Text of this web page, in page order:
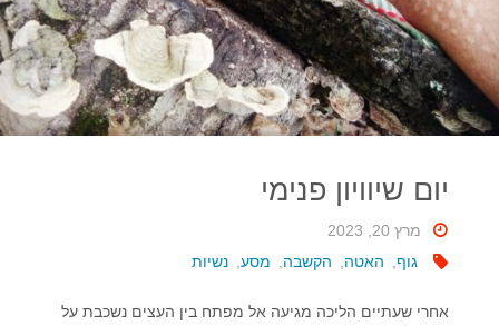
יום שיוויון פנימי
מרץ 20, 2023
גוף
האטה הקשבה מסע, נשיות
אחרי שעתיים הליכה מגיעה אל מפתח בין העצים נשכבת על